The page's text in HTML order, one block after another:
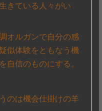
きている人々がい
オルガンで自分の感
似体験をともなう機
自信のものにする。
のは機会仕掛けの羊